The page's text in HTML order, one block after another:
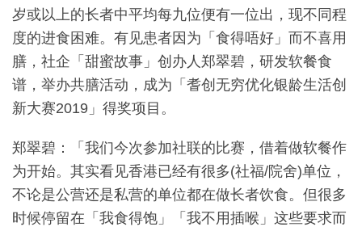
岁或以上的长者中平均每九位便有一位出，现不同程
度的进食困难。有见患者因为「食得唔好」而不喜用
膳，社企「甜蜜故事」创办人郑翠碧，研发软餐食
谱，举办共膳活动，成为「耆创无穷优化银龄生活创
新大赛2019」得奖项目。
郑翠碧：「我们今次参加社联的比赛，借着做软餐作
为开始。其实看见香港已经有很多(社福/院舍)单位，
不论是公营还是私营的单位都在做长者饮食。但很多
时候停留在「我食得饱」「我不用插喉」这些要求而